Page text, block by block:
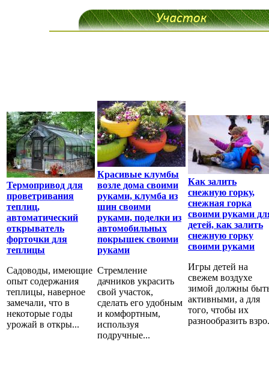
Термопривод для
проветривания
теплиц,
автоматический
открыватель
форточки для
теплицы
Садоводы, имеющие
опыт содержания
теплицы, наверное
замечали, что в
некоторые годы
урожай в откры...
Красивые клумбы
возле дома своими
руками, клумба из
шин своими
руками, поделки из
автомобильных
покрышек своими
руками
Стремление
дачников украсить
свой участок,
сделать его удобным
и комфортным,
используя
подручные...
Как залить
снежную горку,
снежная горка
своими руками
детей, как залить
снежную горку
своими руками
Игры детей на
свежем воздухе
зимой должны
активными, а для
того, чтобы их
разнообразить